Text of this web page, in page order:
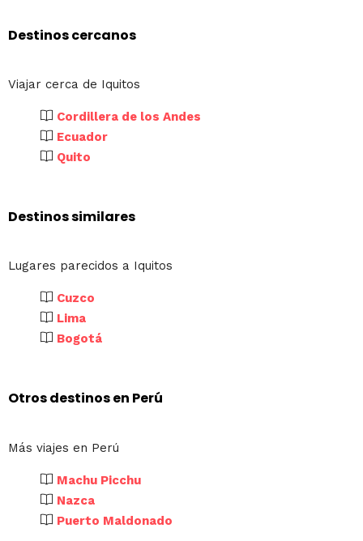
Destinos cercanos
Viajar cerca de Iquitos
Cordillera de los Andes
Ecuador
Quito
Destinos similares
Lugares parecidos a Iquitos
Cuzco
Lima
Bogotá
Otros destinos en Perú
Más viajes en Perú
Machu Picchu
Nazca
Puerto Maldonado